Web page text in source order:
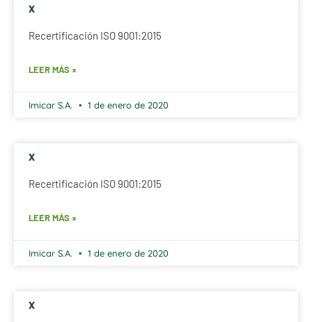
x
Recertificación ISO 9001:2015
LEER MÁS »
Imicar S.A. 1 de enero de 2020
x
Recertificación ISO 9001:2015
LEER MÁS »
Imicar S.A. 1 de enero de 2020
x